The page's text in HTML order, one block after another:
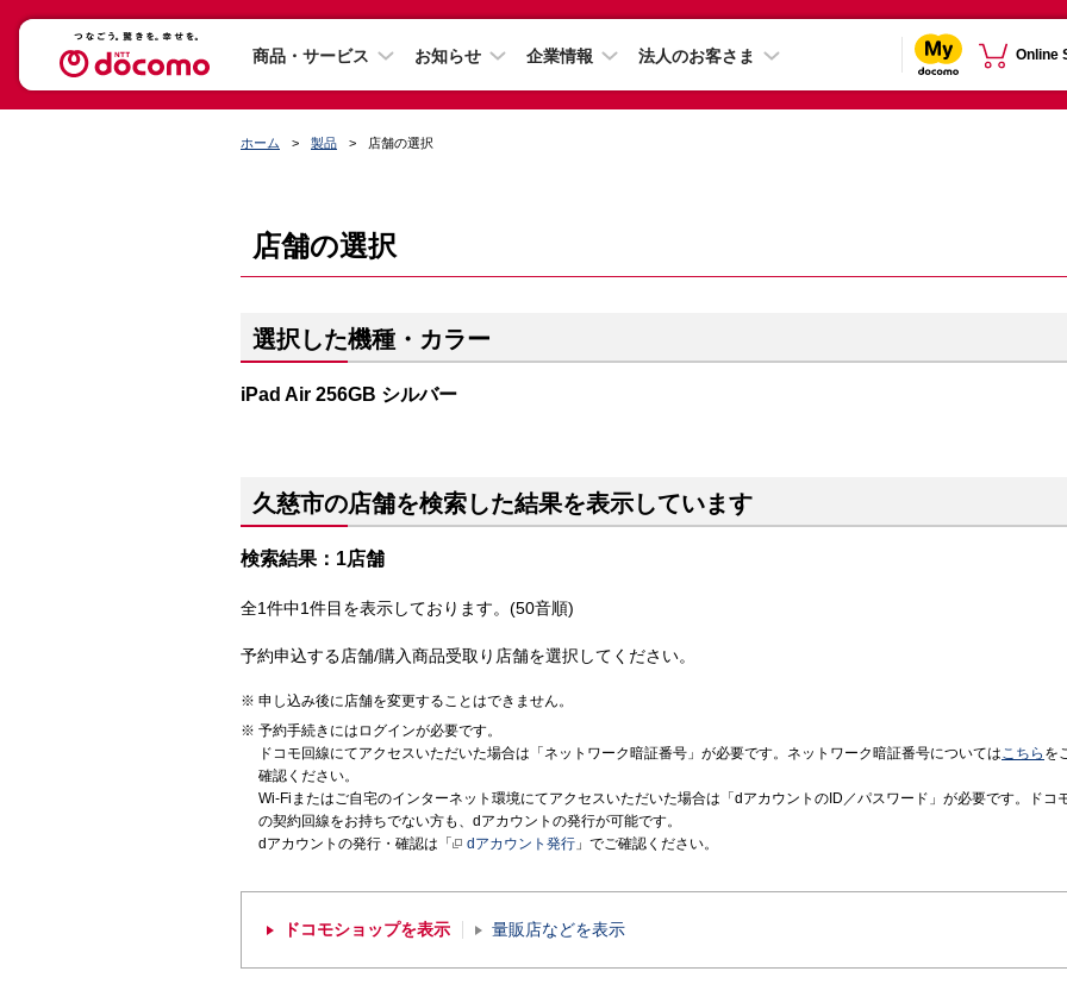
商品・サービス お知らせ 企業情報 法人のお客さま Online
ホーム 製品 店舗の選択
店舗の選択
選択した機種・カラー
iPad Air 256GB シルバー
久慈市の店舗を検索した結果を表示しています
検索結果：1店舗
全1件中1件目を表示しております。(50音順)
予約申込する店舗/購入商品受取り店舗を選択してください。
申し込み後に店舗を変更することはできません。
予約手続きにはログインが必要です。
ドコモ回線にてアクセスいただいた場合は「ネットワーク暗証番号」が必要です。ネットワーク暗証番号についてはこちら を
確認ください。
Wi-Fiまたはご自宅のインターネット環境にてアクセスいただいた場合は「dアカウントのID／パスワード」が必要です。ドコ
の契約回線をお持ちでない方も、dアカウントの発行が可能です。
dアカウントの発行・確認は「
dアカウント発行 」でご確認ください。
ドコモショップを表示 量販店などを表示